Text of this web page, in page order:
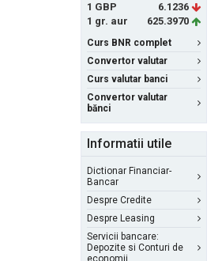
1 GBP
6.1236
1 gr. aur
625.3970
Curs BNR complet
Convertor valutar
Curs valutar banci
Convertor valutar
bănci
Informatii utile
Dictionar Financiar-
Bancar
Despre Credite
Despre Leasing
Servicii bancare:
Depozite si Conturi de
economii